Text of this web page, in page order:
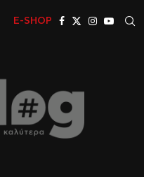
E-SHOP